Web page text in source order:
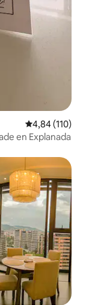
Gemiddelde
4,84 (110)
en Explanada